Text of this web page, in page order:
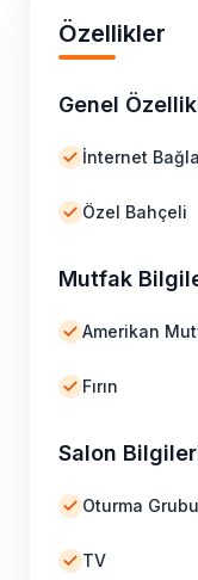
Özellikler
Genel
İnternet
Özel Bahçeli
Mutfak
Amerikan
Fırın
Salon
Oturma Grubu
TV